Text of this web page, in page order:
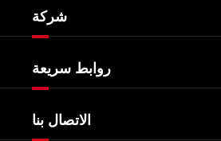
الصيدلانية وسيطة
البيوكيميائية
Agrochemicals و الوسطيات
مكونات مستحضرات التجميل
شركة
شهادات و مصنع تظهر
شركة التاريخ
روابط سريعة
الاتصال بنا